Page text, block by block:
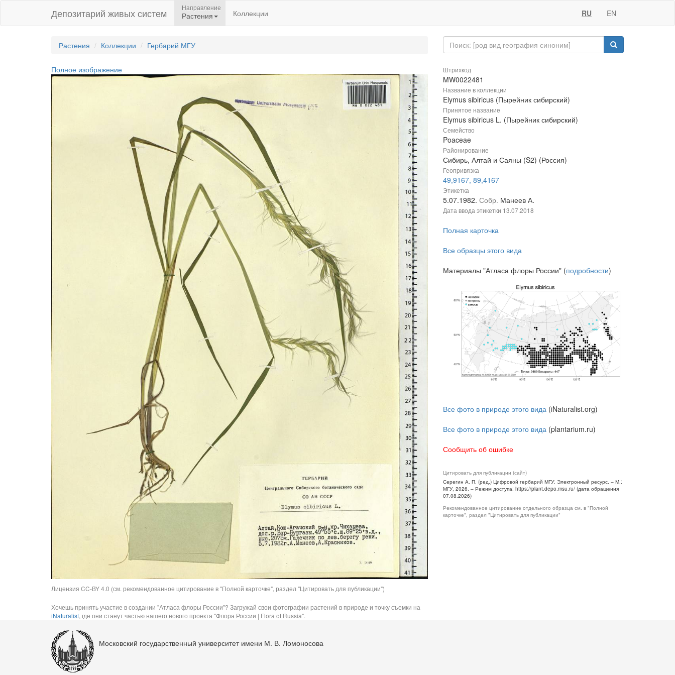
Депозитарий живых систем Направление
Растения Коллекции RU EN
Растения Коллекции Гербарий МГУ
Полное изображение
Лицензия CC-BY 4.0 (см. рекомендованное цитирование в "Полной карточке", раздел "Цитировать для публикации")
Хочешь принять участие в создании "Атласа флоры России"? Загружай свои фотографии растений в природе и точку съемки на
iNaturalist, где они станут частью нашего нового проекта "Флора России | Flora of Russia".
Штрихкод
MW0022481
Название в коллекции
Elymus sibiricus (Пырейник сибирский)
Принятое название
Elymus sibiricus L. (Пырейник сибирский)
Семейство
Poaceae
Районирование
Сибирь, Алтай и Саяны (S2) (Россия)
Геопривязка
49,9167, 89,4167
Этикетка
5.07.1982. Собр. Манеев А.
Дата ввода этикетки 13.07.2018
Полная карточка
Все образцы этого вида
Материалы "Атласа флоры России" (подробности)
Все фото в природе этого вида (iNaturalist.org)
Все фото в природе этого вида (plantarium.ru)
Сообщить об ошибке
Цитировать для публикации (сайт)
Серегин А. П. (ред.) Цифровой гербарий МГУ: Электронный ресурс. – М.:
МГУ, 2026. – Режим доступа: https://plant.depo.msu.ru/ (дата обращения
07.08.2026)
Рекомендованное цитирование отдельного образца см. в "Полной
карточке", раздел "Цитировать для публикации"
Московский государственный университет имени М. В. Ломоносова